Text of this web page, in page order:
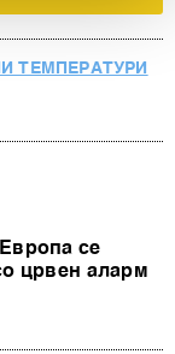
кои ги
во
на
ТЕМПЕРАТУРИ
се
црвен аларм